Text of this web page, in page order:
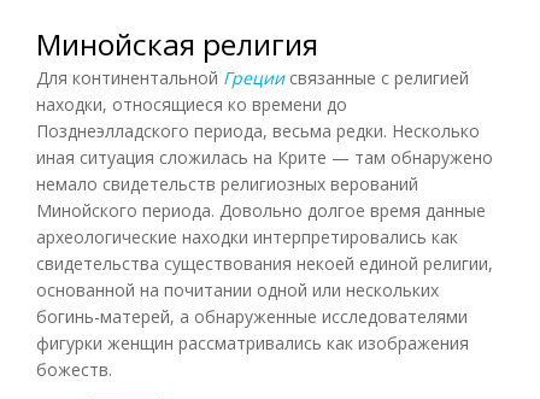
Минойская религия
Для континентальной Грециисвязанные с религией
находки, относящиеся ко времени до
Позднеэлладского периода, весьма редки. Несколько
иная ситуация сложилась на Крите — там обнаружено
немало свидетельств религиозных верований
Минойского периода. Довольно долгое время данные
археологические находки интерпретировались как
свидетельства существования некоей единой религии,
основанной на почитании одной или нескольких
богинь-матерей, а обнаруженные исследователями
фигурки женщин рассматривались как изображения
божеств.